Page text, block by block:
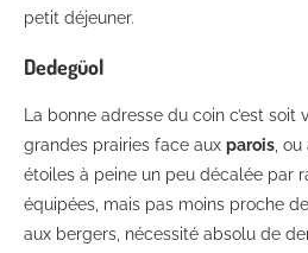
petit déjeuner.
Dedegüol
La bonne adresse du coin c’est soit
grandes prairies face aux parois, ou
étoiles à peine un peu décalée par
équipées, mais pas moins proche
aux bergers, nécessité absolu de